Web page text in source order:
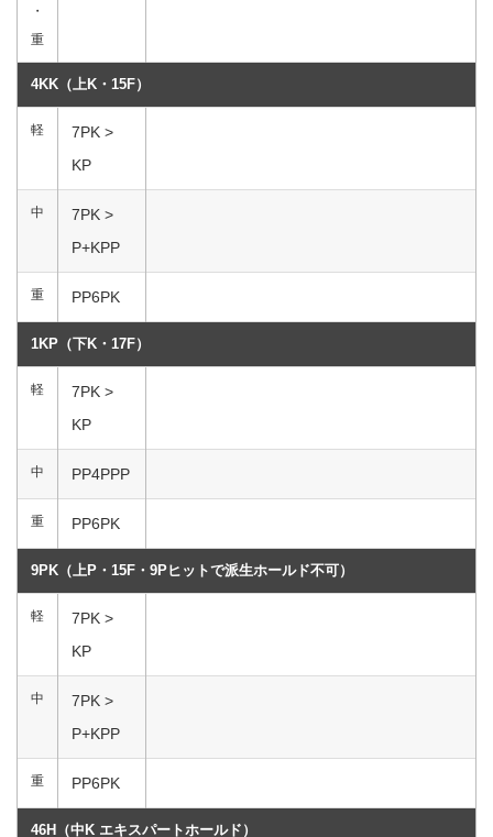
・
重
4KK（上K・15F）
軽
7PK >
KP
中
7PK >
P+KPP
重 PP6PK
1KP（下K・17F）
軽
7PK >
KP
中 PP4PPP
重 PP6PK
9PK（上P・15F・9Pヒットで派生ホールド不可）
軽
7PK >
KP
中
7PK >
P+KPP
重 PP6PK
46H（中K エキスパートホールド）